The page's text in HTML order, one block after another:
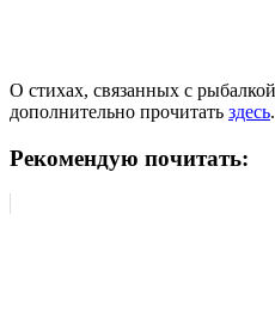
О стихах, связанных с
дополнительно прочитать здесь.
Рекомендую почитать: